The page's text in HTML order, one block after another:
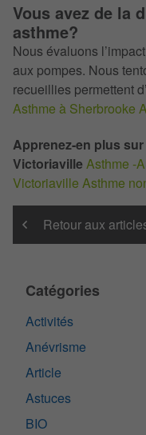
Catégories
Activités
Anévrisme
Article
Astuces
BIO
Vous avez de la
asthme?
Nous évaluons
aux pompes. Nous
recueillies permettent
Asthme à Sherbrooke
Apprenez-en plus
VictoriavilleAsthme -
Victoriaville Asthme
Retour aux